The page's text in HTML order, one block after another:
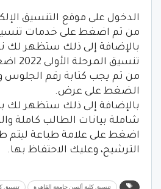
الدخول على موقع التنسيق
من ثم اضغط على خدمات تنسيق
بالإضافة إلى ذلك ستظهر لك
تنسيق المرحلة الأولى 2022 اضغط عليها.
من ثم يجب كتابة رقم الجلوس
الضغط على عرض.
بالإضافة إلى ذلك ستظهر لك
شاملة بيانات الطالب كاملة
اضغط على علامة طباعة ليتم
الترشيح، وعليك الاحتفاظ بها.
تنسيق كلية ألسن جامعة القاهرة تنسيق